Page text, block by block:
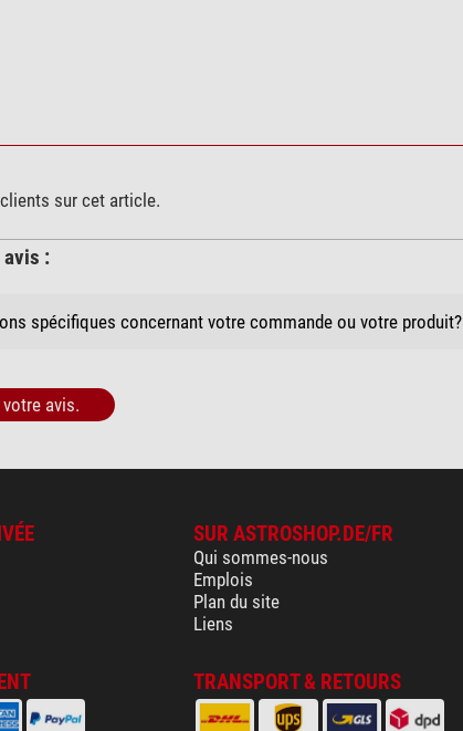
sur cet article.
avis :
spécifiques concernant votre commande ou votre produit?
avis.
SUR ASTROSHOP.DE/FR
Qui sommes-nous
Emplois
Plan du site
Liens
TRANSPORT & RETOURS